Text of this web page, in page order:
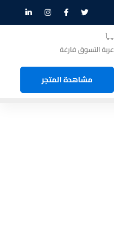
عربة التسوق فارغة
مشاهدة المتجر